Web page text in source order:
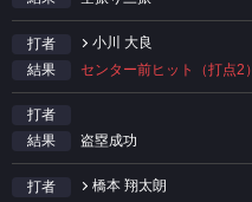
打者
小川 大良
結果
センター前ヒット（打点2）
打者
結果
盗塁成功
打者
橋本 翔太朗